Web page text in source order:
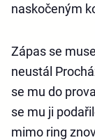
naskočeným
Zápas se
neustál
se mu do
se mu ji
mimo ring